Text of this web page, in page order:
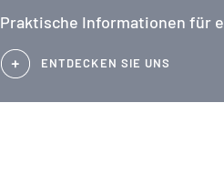
Praktische Informationen für
ENTDECKEN SIE UNS